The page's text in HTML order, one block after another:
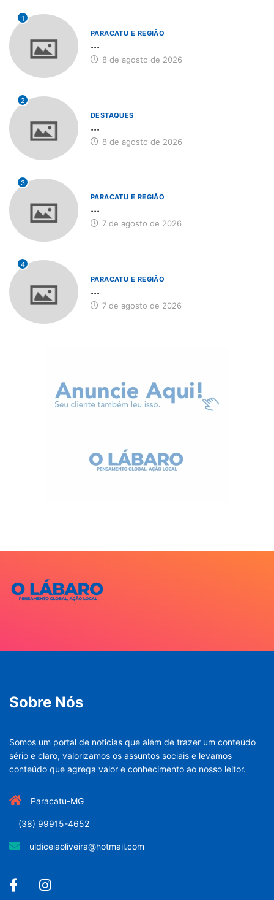
1
PARACATU E REGIÃO
...
8 de agosto de 2026
2
DESTAQUES
...
8 de agosto de 2026
3
PARACATU E REGIÃO
...
7 de agosto de 2026
4
PARACATU E REGIÃO
...
7 de agosto de 2026
Sobre Nós
Somos um portal de noticias que além de trazer um conteúdo
sério e claro, valorizamos os assuntos sociais e levamos
conteúdo que agrega valor e conhecimento ao nosso leitor.
Paracatu-MG
(38) 99915-4652
uldiceiaoliveira@hotmail.com